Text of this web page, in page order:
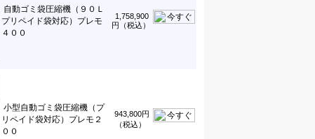
自動ゴミ袋圧縮機（９０Ｌ
プリペイド袋対応）プレモ
４００
1,758,900
円（税込）
小型自動ゴミ袋圧縮機（プ
リペイド袋対応）プレモ２
００
943,800円
（税込）